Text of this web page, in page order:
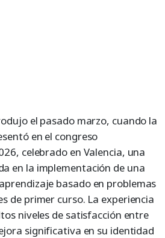
el pasado marzo, cuando la
en el congreso
celebrado en Valencia, una
en la implementación de una
basado en problemas
de primer curso. La experiencia
niveles de satisfacción entre
significativa en su identidad